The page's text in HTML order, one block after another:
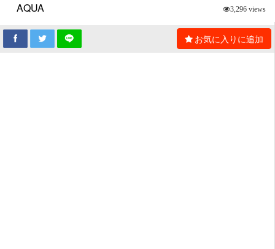
AQUA 3,296 views
お気に入りに追加